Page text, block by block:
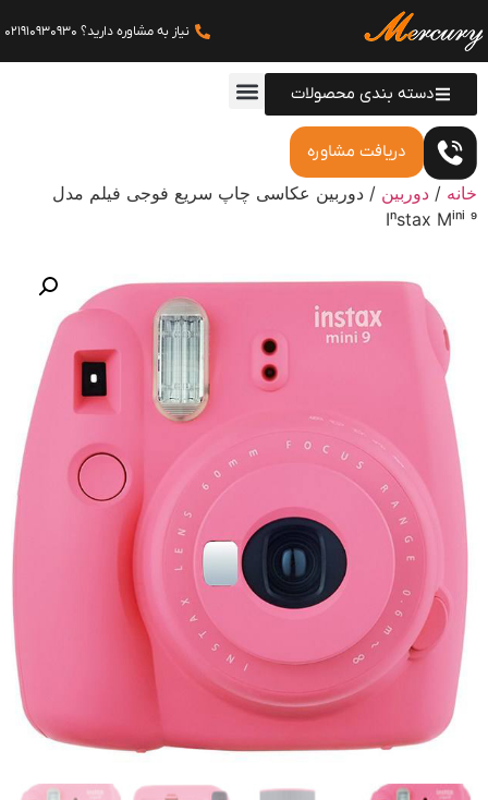
نیاز به مشاوره دارید؟ 021910930930
دسته بندی محصولات
دریافت مشاوره
خانه/دوربین/ دوربین عکاسی چاپ سریع فوجی فیلم مدل
Instax Mini 9